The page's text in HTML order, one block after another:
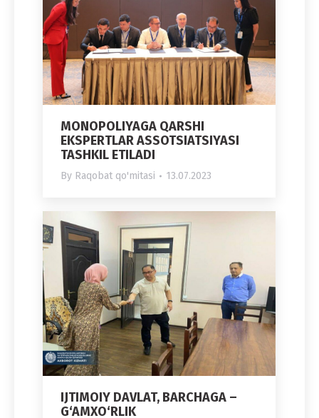
MONOPOLIYAGA QARSHI
EKSPERTLAR ASSOTSIATSIYASI
TASHKIL ETILADI
By Raqobat qo'mitasi 13.07.2023
IJTIMOIY DAVLAT, BARCHAGA –
G‘AMXO‘RLIK